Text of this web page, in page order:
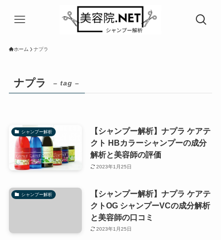
ホーム ナプラ
ナプラ – tag –
シャンプー解析
【シャンプー解析】ナプラ ケアテ
クト HBカラーシャンプーの成分
解析と美容師の評価
2023年1月25日
シャンプー解析
【シャンプー解析】ナプラ ケアテ
クトOG シャンプーVCの成分解析
と美容師の口コミ
2023年1月25日